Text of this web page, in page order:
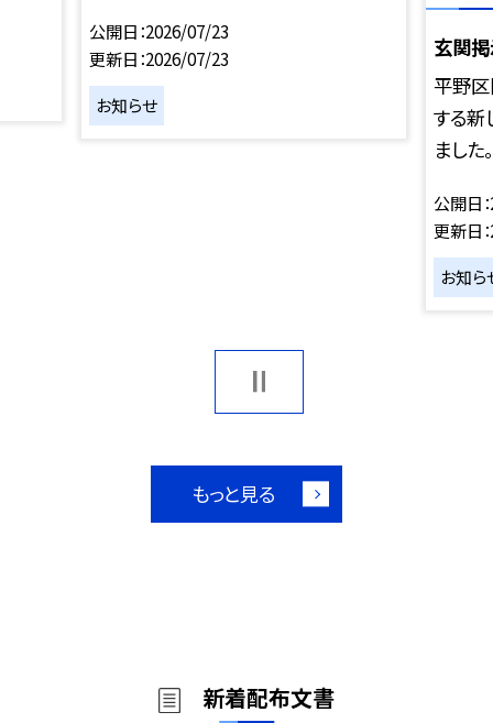
公開日 2026/07/23
更新日 2026/07/23
お知らせ
玄関
平野
する新
ました
公開日
更新日
お知ら
もっと見る
新着配布文書